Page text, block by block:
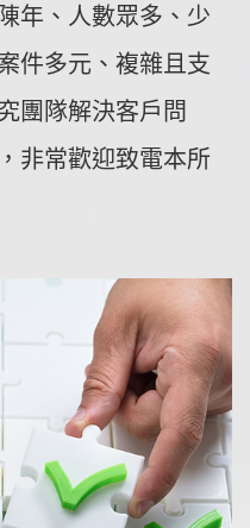
年、人數眾多、少
件多元、複雜且支
團隊解決客戶問
非常歡迎致電本所